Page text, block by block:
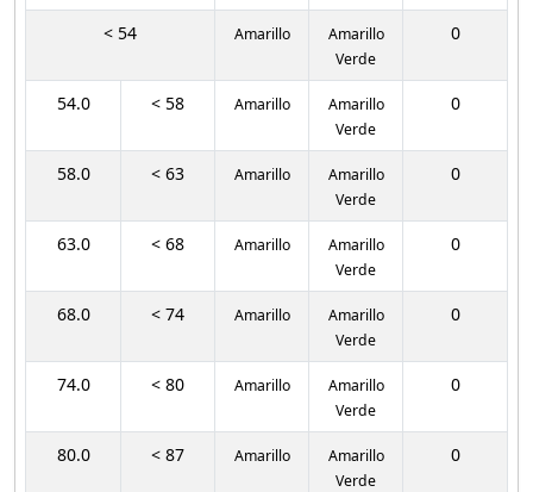
< 54 Amarillo
Amarillo
Verde
0
54.0 < 58 Amarillo
Amarillo
Verde
0
58.0 < 63 Amarillo
Amarillo
Verde
0
63.0 < 68 Amarillo
Amarillo
Verde
0
68.0 < 74 Amarillo
Amarillo
Verde
0
74.0 < 80 Amarillo
Amarillo
Verde
0
80.0 < 87 Amarillo
Amarillo
Verde
0